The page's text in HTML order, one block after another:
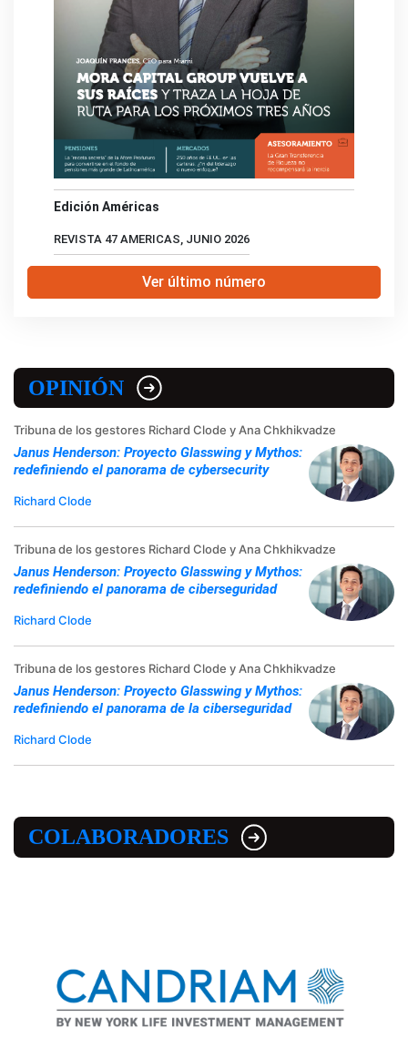
Edición Américas
REVISTA 47 AMERICAS, JUNIO 2026
Ver último número
OPINIÓN
Tribuna de los gestores Richard Clode y Ana Chkhikvadze
Janus Henderson: Proyecto Glasswing y Mythos:
redefiniendo el panorama de cybersecurity
Richard Clode
Tribuna de los gestores Richard Clode y Ana Chkhikvadze
Janus Henderson: Proyecto Glasswing y Mythos:
redefiniendo el panorama de ciberseguridad
Richard Clode
Tribuna de los gestores Richard Clode y Ana Chkhikvadze
Janus Henderson: Proyecto Glasswing y Mythos:
redefiniendo el panorama de la ciberseguridad
Richard Clode
COLABORADORES